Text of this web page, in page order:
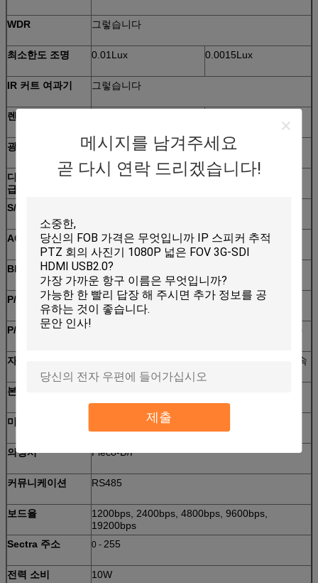
메시지를 남겨주세요
곧 다시 연락 드리겠습니다!
제출
WDR 그렇습니다
최소한도 조명 0.01Lux 0.0015Lux
IR 커트 여과기 그렇습니다
렌즈
광학적인 급상승
36X 28X
디지털 방식으로
급상승
12X
S/N 비율
AGC 자동차/설명서
BLC 자동차/설명서
P/T 범위 팬: 지속 360°; 경사: - 15 ° - 90°
P/T 속도
팬: 0.04° - 90°/s; 경사: 0.03° - 120°/s의 자동 손
자동 선박 여행
1에서 39의 미리 설치된 위치에 자동 스위치 연속
적으로
본 검사
미리 설치
의정서 Pleco-D/P
커뮤니케이션 RS485
보드율
1200bps, 2400bps, 4800bps, 9600bps,
19200bps
Sectra 주소
0 - 255
전력 소비 10W